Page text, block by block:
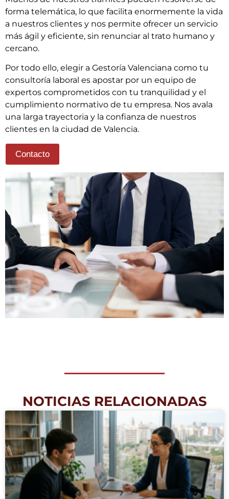
forma telemática, lo que facilita enormemente la vida
a nuestros clientes y nos permite ofrecer un servicio
más ágil y eficiente, sin renunciar al trato humano y
cercano.
Por todo ello, elegir a Gestoría Valenciana como tu
consultoría laboral es apostar por un equipo de
expertos comprometidos con tu tranquilidad y el
cumplimiento normativo de tu empresa. Nos avala
una larga trayectoria y la confianza de nuestros
clientes en la ciudad de Valencia.
Contacto
NOTICIAS RELACIONADAS